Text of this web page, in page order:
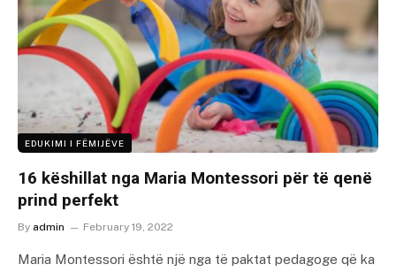
EDUKIMI I FËMIJËVE
16 këshillat nga Maria Montessori për të qenë
prind perfekt
By admin February 19, 2022
Maria Montessori është një nga të paktat pedagoge që ka